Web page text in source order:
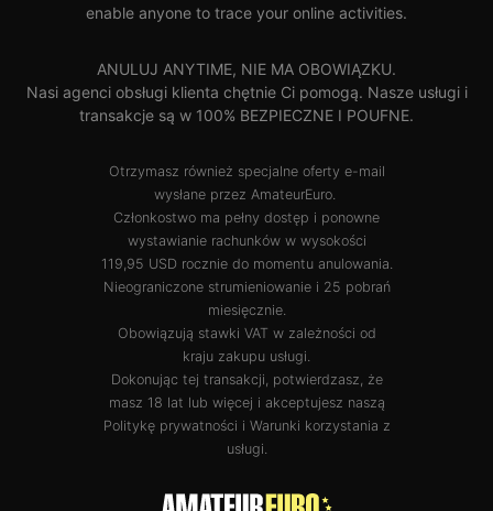
enable anyone to trace your online activities.
ANULUJ ANYTIME, NIE MA OBOWIĄZKU.
Nasi agenci obsługi klienta chętnie Ci pomogą. Nasze usługi i
transakcje są w 100% BEZPIECZNE I POUFNE.
Otrzymasz również specjalne oferty e-mail
wysłane przez AmateurEuro.
Członkostwo ma pełny dostęp i ponowne
wystawianie rachunków w wysokości
119,95 USD rocznie do momentu anulowania.
Nieograniczone strumieniowanie i 25 pobrań
miesięcznie.
Obowiązują stawki VAT w zależności od
kraju zakupu usługi.
Dokonując tej transakcji, potwierdzasz, że
masz 18 lat lub więcej i akceptujesz naszą
Politykę prywatności i Warunki korzystania z
usługi